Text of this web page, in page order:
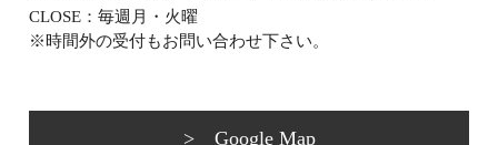
CLOSE：毎週月・火曜
※時間外の受付もお問い合わせ下さい。
> Google Map